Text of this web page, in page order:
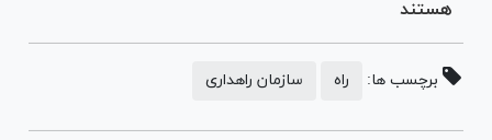
هستند
برچسب ها: راه سازمان راهداری